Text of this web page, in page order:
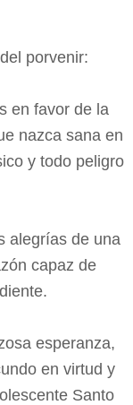
porvenir:
en favor de la
nazca sana en
y todo peligro
alegrías de una
capaz de
esperanza,
en virtud y
Santo